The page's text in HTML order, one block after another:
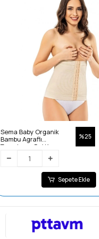
Sema Baby Organik
Bambu Agraflı
Toparlayıcı Bel Korse -
%25
Sepete Ekle